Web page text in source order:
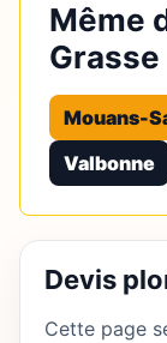
Même
Grasse
Mouans-
Valbonne
Devis
Cette page